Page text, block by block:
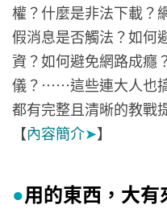
權？什麼是非法下載？
假消息是否觸法？如何
資？如何避免網路成癮
儀？……這些連大人也
都有完整且清晰的教戰
【內容簡介➤】
●用的東西，大有